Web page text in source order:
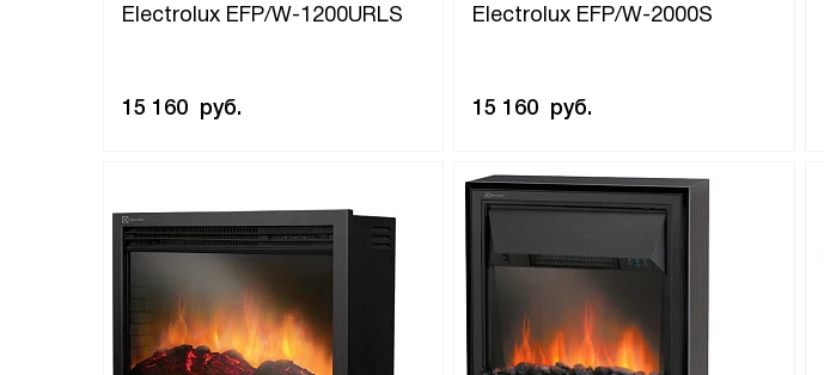
Electrolux EFP/W-1200URLS
15 160 руб.
Electrolux EFP/W-2000S
15 160 руб.